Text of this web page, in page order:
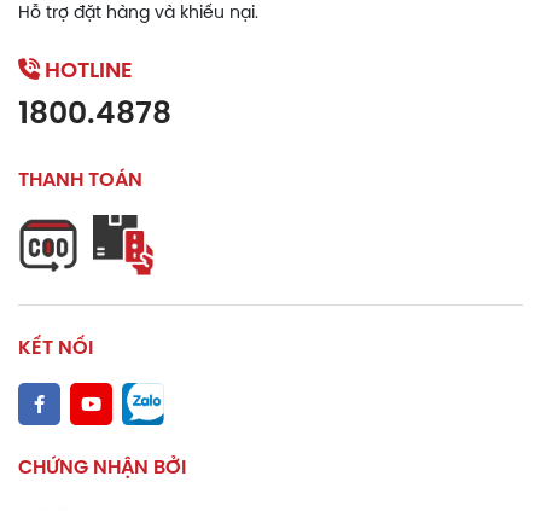
Hỗ trợ đặt hàng và khiếu nại.
HOTLINE
1800.4878
THANH TOÁN
KẾT NỐI
CHỨNG NHẬN BỞI